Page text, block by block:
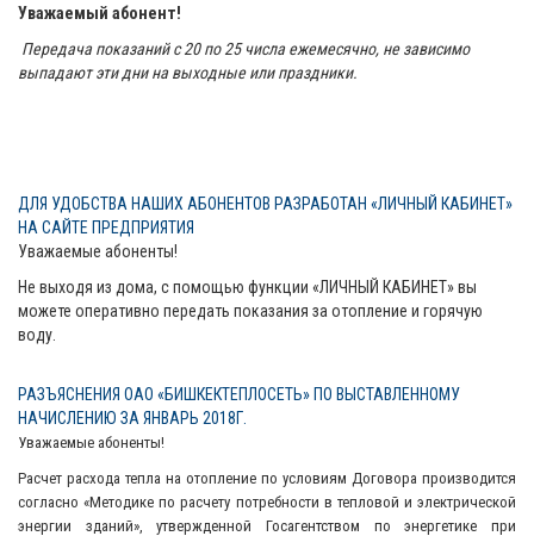
Уважаемый абонент!
Передача показаний с 20 по 25 числа ежемесячно, не зависимо
выпадают эти дни на выходные или праздники.
ДЛЯ УДОБСТВА НАШИХ АБОНЕНТОВ РАЗРАБОТАН «ЛИЧНЫЙ КАБИНЕТ»
НА САЙТЕ ПРЕДПРИЯТИЯ
Уважаемые абоненты!
Не выходя из дома, с помощью функции «ЛИЧНЫЙ КАБИНЕТ» вы
можете оперативно передать показания за отопление и горячую
воду.
РАЗЪЯСНЕНИЯ ОАО «БИШКЕКТЕПЛОСЕТЬ» ПО ВЫСТАВЛЕННОМУ
НАЧИСЛЕНИЮ ЗА ЯНВАРЬ 2018Г.
Уважаемые абоненты!
Расчет расхода тепла на отопление по условиям Договора производится
согласно «Методике по расчету потребности в тепловой и электрической
энергии зданий», утвержденной Госагентством по энергетике при